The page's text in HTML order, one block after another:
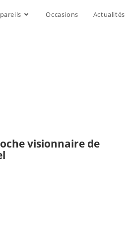
Occasions Actualités
visionnaire de